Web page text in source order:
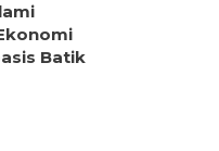
Batik